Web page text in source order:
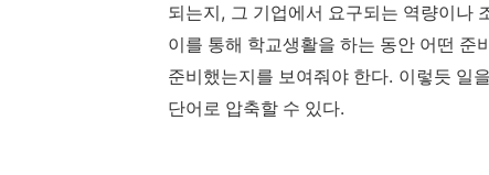
되는지 , 그 기업에서 요구되는 역량이나
이를 통해 학교생활을 하는 동안 어떤 준
준비했는지를 보여줘야 한다. 이렇듯 일
단어로 압축할 수 있다.